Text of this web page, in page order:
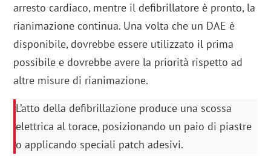
arresto cardiaco, mentre il defibrillatore è pronto, la
rianimazione continua. Una volta che un DAE è
disponibile, dovrebbe essere utilizzato il prima
possibile e dovrebbe avere la priorità rispetto ad
altre misure di rianimazione.
L’atto della defibrillazione produce una scossa
elettrica al torace, posizionando un paio di piastre
o applicando speciali patch adesivi.